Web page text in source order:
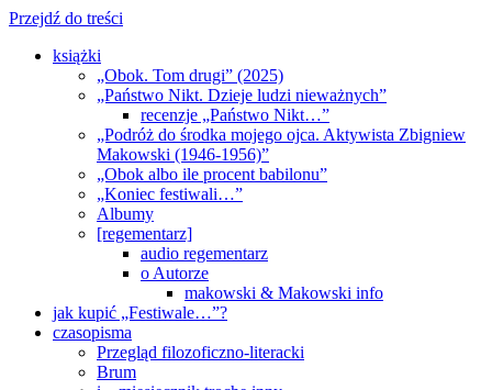
Przejdź do treści
książki
„Obok. Tom drugi” (2025)
„Państwo Nikt. Dzieje ludzi nieważnych”
recenzje „Państwo Nikt…”
„Podróż do środka mojego ojca. Aktywista Zbigniew
Makowski (1946-1956)”
„Obok albo ile procent babilonu”
„Koniec festiwali…”
Albumy
[regementarz]
audio regementarz
o Autorze
makowski & Makowski info
jak kupić „Festiwale…”?
czasopisma
Przegląd filozoficzno-literacki
Brum